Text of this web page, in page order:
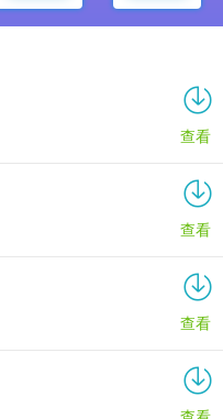
查看
查看
查看